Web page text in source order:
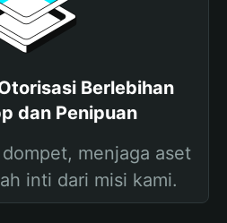
Berlebihan
dan Penipuan
menjaga aset
inti dari misi kami.